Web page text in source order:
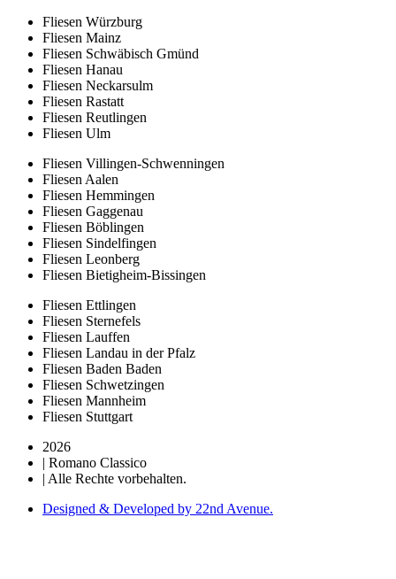
Fliesen Würzburg
Fliesen Mainz
Fliesen Schwäbisch Gmünd
Fliesen Hanau
Fliesen Neckarsulm
Fliesen Rastatt
Fliesen Reutlingen
Fliesen Ulm
Fliesen Villingen-Schwenningen
Fliesen Aalen
Fliesen Hemmingen
Fliesen Gaggenau
Fliesen Böblingen
Fliesen Sindelfingen
Fliesen Leonberg
Fliesen Bietigheim-Bissingen
Fliesen Ettlingen
Fliesen Sternefels
Fliesen Lauffen
Fliesen Landau in der Pfalz
Fliesen Baden Baden
Fliesen Schwetzingen
Fliesen Mannheim
Fliesen Stuttgart
2026
| Romano Classico
| Alle Rechte vorbehalten.
Designed & Developed by 22nd Avenue.